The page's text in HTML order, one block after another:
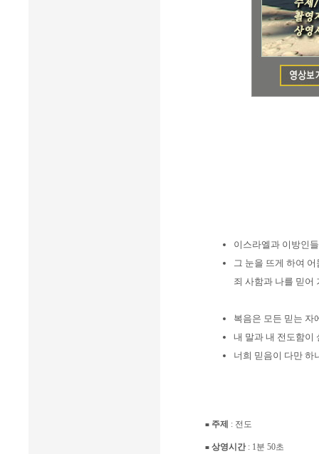
이스라엘과 이방인
그 눈을 뜨게 하여
죄 사함과 나를 믿어
복음은 모든 믿는 자
내 말과 내 전도함이
너희 믿음이 다만 하
■ 주제 : 전도
■ 상영시간: 1분 50초